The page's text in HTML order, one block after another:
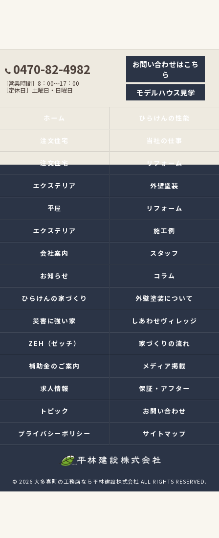
0470-82-4982
［営業時間］8：00〜17：00
［定休日］土曜日・日曜日
お問い合わせはこち
ら
モデルハウス見学
ホーム ひらけんの性能
注文住宅 当社の仕事
注文住宅 リフォーム
エクステリア 外壁塗装
平屋 リフォーム
エクステリア 施工例
会社案内 スタッフ
お知らせ コラム
ひらけんの家づくり 外壁塗装について
災害に強い家 しあわせヴィレッジ
ZEH（ゼッチ） 家づくりの流れ
補助金のご案内 メディア掲載
求人情報 保証・アフター
トピック お問い合わせ
プライバシーポリシー サイトマップ
© 2026 大多喜町の工務店なら平林建設株式会社 ALL RIGHTS RESERVED.